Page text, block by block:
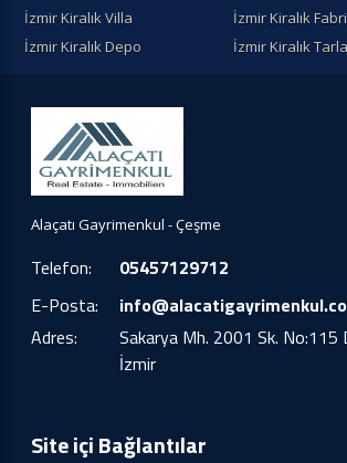
İzmir Kiralık Villa
İzmir Kiralık
İzmir Kiralık Depo
İzmir Kiralık Tarla
Alaçatı Gayrimenkul - Çeşme
Telefon:
05457129712
E-Posta:
Adres:
Sakarya Mh. 2001 Sk. No:115
İzmir
Site içi Bağlantılar